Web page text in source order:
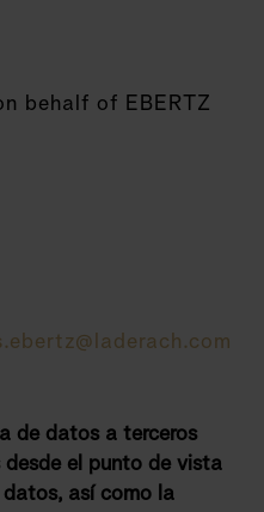
behalf of EBERTZ
de datos a terceros
desde el punto de vista
así como la